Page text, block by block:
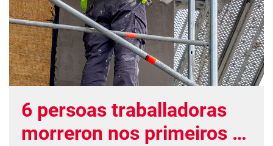
6 persoas traballadoras
morreron nos primeiros 5